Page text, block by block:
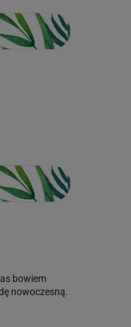
bowiem
nowoczesną.